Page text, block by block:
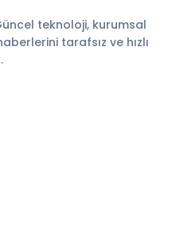
teknoloji, kurumsal
tarafsız ve hızlı